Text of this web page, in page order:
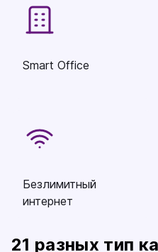
Smart Office
Безлимитный
интернет
21 разных тип